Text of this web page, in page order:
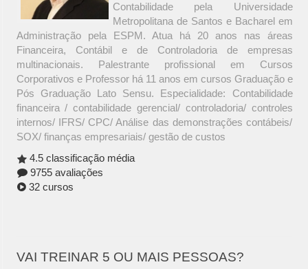
Contabilidade pela Universidade
Metropolitana de Santos e Bacharel em
Administração pela ESPM. Atua há 20 anos nas áreas
Financeira, Contábil e de Controladoria de empresas
multinacionais. Palestrante profissional em Cursos
Corporativos e Professor há 11 anos em cursos Graduação e
Pós Graduação Lato Sensu. Especialidade: Contabilidade
financeira / contabilidade gerencial/ controladoria/ controles
internos/ IFRS/ CPC/ Análise das demonstrações contábeis/
SOX/ finanças empresariais/ gestão de custos
4.5 classificação média
9755 avaliações
32 cursos
VAI TREINAR 5 OU MAIS PESSOAS?